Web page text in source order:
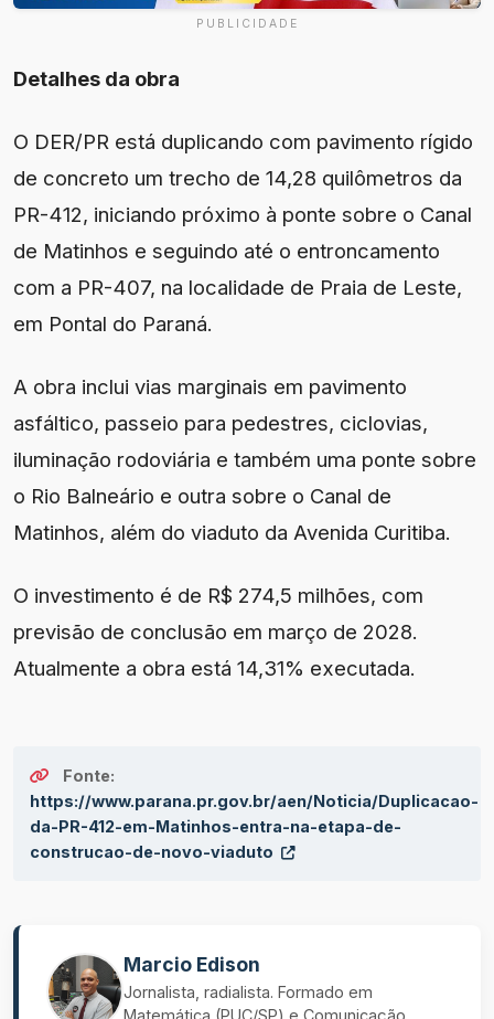
PUBLICIDADE
Detalhes da obra
O DER/PR está duplicando com pavimento rígido
de concreto um trecho de 14,28 quilômetros da
PR-412, iniciando próximo à ponte sobre o Canal
de Matinhos e seguindo até o entroncamento
com a PR-407, na localidade de Praia de Leste,
em Pontal do Paraná.
A obra inclui vias marginais em pavimento
asfáltico, passeio para pedestres, ciclovias,
iluminação rodoviária e também uma ponte sobre
o Rio Balneário e outra sobre o Canal de
Matinhos, além do viaduto da Avenida Curitiba.
O investimento é de R$ 274,5 milhões, com
previsão de conclusão em março de 2028.
Atualmente a obra está 14,31% executada.
Fonte:
https://www.parana.pr.gov.br/aen/Noticia/Duplicacao-
da-PR-412-em-Matinhos-entra-na-etapa-de-
construcao-de-novo-viaduto
Marcio Edison
Jornalista, radialista. Formado em